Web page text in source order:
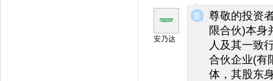
◆
◆
安乃达
尊敬的投资
限合伙)本身
人及其一致
合伙企业(有
体，其股东